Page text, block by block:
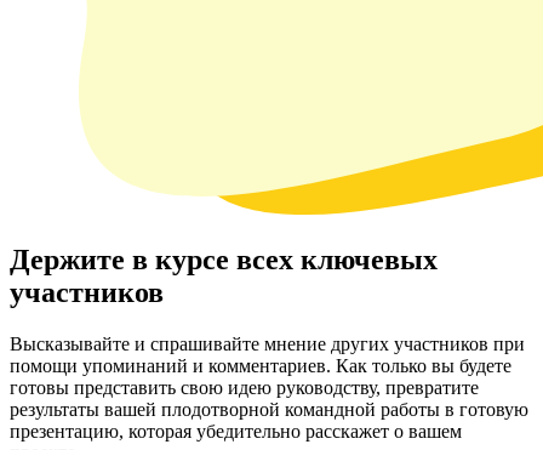
Держите в курсе всех ключевых
участников
Высказывайте и спрашивайте мнение других участников при
помощи упоминаний и комментариев. Как только вы будете
готовы представить свою идею руководству, превратите
результаты вашей плодотворной командной работы в готовую
презентацию, которая убедительно расскажет о вашем